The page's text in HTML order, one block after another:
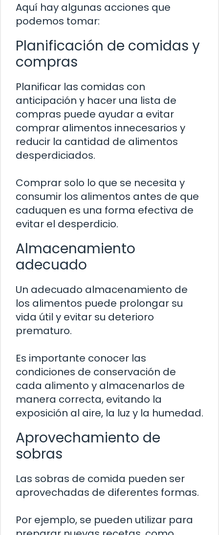
Aquí hay algunas acciones que
podemos tomar:
Planificación de comidas y
compras
Planificar las comidas con
anticipación y hacer una lista de
compras puede ayudar a evitar
comprar alimentos innecesarios y
reducir la cantidad de alimentos
desperdiciados.
Comprar solo lo que se necesita y
consumir los alimentos antes de que
caduquen es una forma efectiva de
evitar el desperdicio.
Almacenamiento
adecuado
Un adecuado almacenamiento de
los alimentos puede prolongar su
vida útil y evitar su deterioro
prematuro.
Es importante conocer las
condiciones de conservación de
cada alimento y almacenarlos de
manera correcta, evitando la
exposición al aire, la luz y la humedad.
Aprovechamiento de
sobras
Las sobras de comida pueden ser
aprovechadas de diferentes formas.
Por ejemplo, se pueden utilizar para